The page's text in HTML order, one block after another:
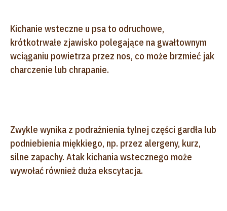
Kichanie wsteczne u psa to odruchowe,
krótkotrwałe zjawisko polegające na gwałtownym
wciąganiu powietrza przez nos, co może brzmieć jak
charczenie lub chrapanie.
Zwykle wynika z podrażnienia tylnej części gardła lub
podniebienia miękkiego, np. przez alergeny, kurz,
silne zapachy. Atak kichania wstecznego może
wywołać również duża ekscytacja.